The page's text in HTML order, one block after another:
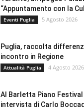
“Appuntamento con la
Eventi Puglia 5 Agosto 2026
Puglia, raccolta
incontro in Regione
Attualità Puglia 4 Agosto 2026
Al Barletta Piano
intervista di Carlo